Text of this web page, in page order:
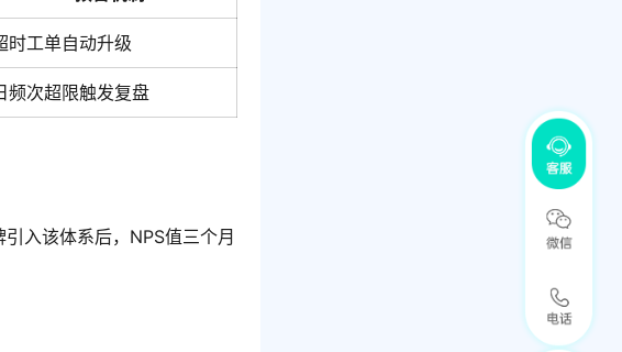
时工单自动升级
频次超限触发复盘
入该体系后，NPS值三个月